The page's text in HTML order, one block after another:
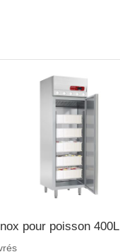
pour poisson 400L